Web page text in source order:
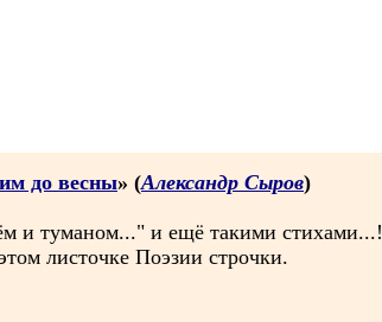
до весны» (Александр Сыров)
и туманом..." и ещё такими стихами...!
листочке Поэзии строчки.